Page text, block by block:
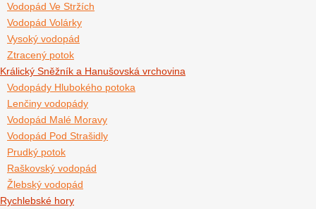
Vodopád Ve Stržích
Vodopád Volárky
Vysoký vodopád
Ztracený potok
Králický Sněžník a Hanušovská vrchovina
Vodopády Hlubokého potoka
Lenčiny vodopády
Vodopád Malé Moravy
Vodopád Pod Strašidly
Prudký potok
Raškovský vodopád
Žlebský vodopád
Rychlebské hory